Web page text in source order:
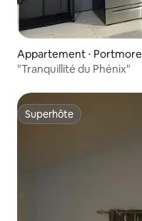
Appartement ⋅ Portmore
"Tranquillité du Phénix"
Superhôte
Superhôte